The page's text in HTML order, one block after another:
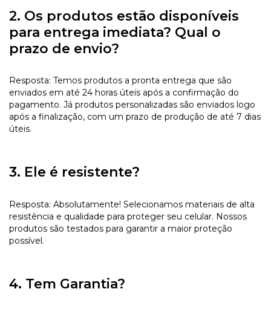
2. Os produtos estão disponíveis
para entrega imediata? Qual o
prazo de envio?
Resposta: Temos produtos a pronta entrega que são
enviados em até 24 horas úteis após a confirmação do
pagamento. Já produtos personalizadas são enviados logo
após a finalização, com um prazo de produção de até 7 dias
úteis.
3. Ele é resistente?
Resposta: Absolutamente! Selecionamos materiais de alta
resistência e qualidade para proteger seu celular. Nossos
produtos são testados para garantir a maior proteção
possível.
4. Tem Garantia?